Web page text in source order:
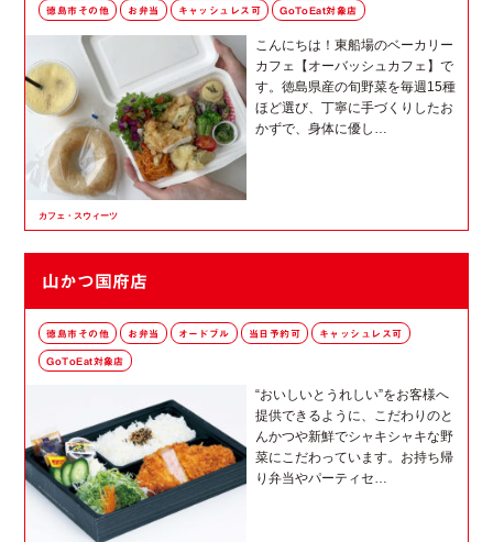
徳島市その他 お弁当 キャッシュレス可 GoToEat対象店
こんにちは！東船場のベーカリー
カフェ【オーバッシュカフェ】で
す。徳島県産の旬野菜を毎週15種
ほど選び、丁寧に手づくりしたお
かずで、身体に優し…
カフェ・スウィーツ
山かつ国府店
徳島市その他 お弁当 オードブル 当日予約可 キャッシュレス可
GoToEat対象店
“おいしいとうれしい”をお客様へ
提供できるように、こだわりのと
んかつや新鮮でシャキシャキな野
菜にこだわっています。お持ち帰
り弁当やパーティセ…